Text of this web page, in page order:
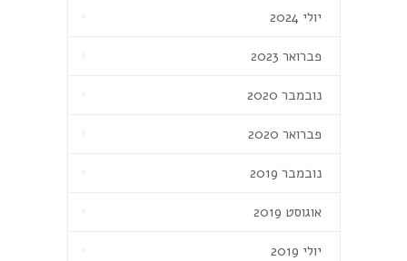
יולי 2024
פברואר 2023
נובמבר 2020
פברואר 2020
נובמבר 2019
אוגוסט 2019
יולי 2019